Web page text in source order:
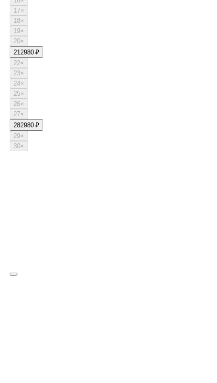
17×
18×
19×
20×
212980 ₽
22×
23×
24×
25×
26×
27×
282980 ₽
29×
30×